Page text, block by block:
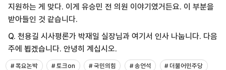
지원하는 게 맞다. 이게 유승민 전 의원 이야기였거든요. 이 부분을
받아들인 것 같습니다.
Q. 천용길 시사평론가 박재일 실장님과 여기서 인사 나눕니다. 다음
주에 뵙겠습니다. 안녕히 계십시오.
# 목요논박 # 토크on # 국민의힘 # 송언석
# 더불어민주당